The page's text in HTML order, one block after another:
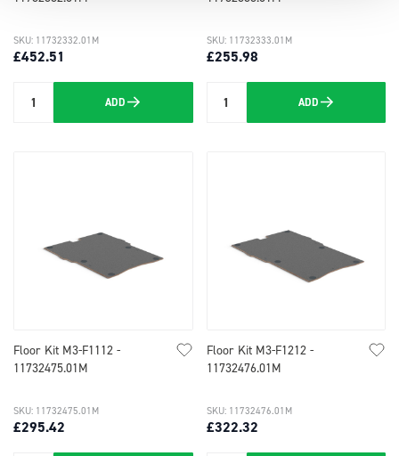
£452.51
SKU: 11732332.01M
Quantity ADD
£255.98
SKU: 11732333.01M
Quantity ADD
Floor Kit M3-F1112 -
11732475.01M
£295.42
SKU: 11732475.01M
Floor Kit M3-F1212 -
11732476.01M
£322.32
SKU: 11732476.01M